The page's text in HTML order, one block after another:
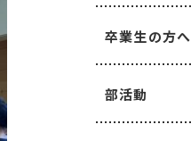
卒業生の方へ
部活動